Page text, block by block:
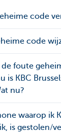
code
code
de foute
is KBC
nu?
waarop ik
is gestolen/